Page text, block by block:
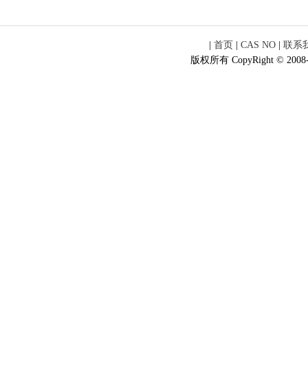
| 首页 | CAS NO | 联系
版权所有 CopyRight ©